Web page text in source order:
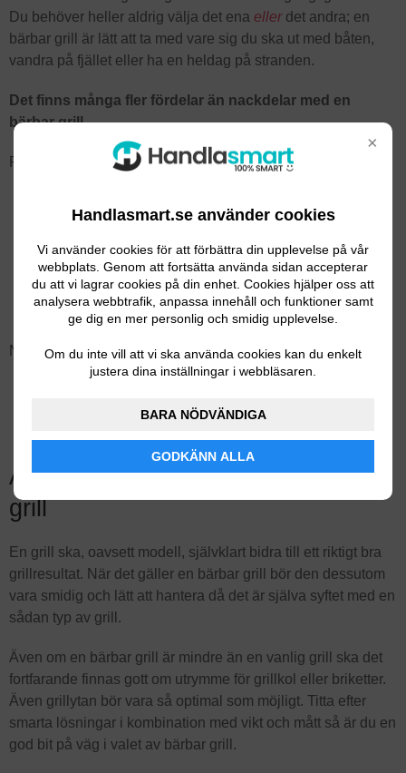
×
Handlasmart.se använder cookies
Vi använder cookies för att förbättra din upplevelse på vår
webbplats. Genom att fortsätta använda sidan accepterar
du att vi lagrar cookies på din enhet. Cookies hjälper oss att
analysera webbtrafik, anpassa innehåll och funktioner samt
ge dig en mer personlig och smidig upplevelse.
Om du inte vill att vi ska använda cookies kan du enkelt
justera dina inställningar i webbläsaren.
BARA NÖDVÄNDIGA
GODKÄNN ALLA
Du behöver heller aldrig välja det ena ellerdet andra; en
bärbar grill är lätt att ta med vare sig du ska ut med båten,
vandra på fjället eller ha en heldag på stranden.
Det finns många fler fördelar än nackdelar med en
bärbar grill
Fördelar
Smidigt
Lätt att förflytta
Flexibelt
Tar liten plats
Både kol och gasol
Nackdelar
Kräver oftast kol
Att tänka på inför valet av bärbar
grill
En grill ska, oavsett modell, självklart bidra till ett riktigt bra
grillresultat. När det gäller en bärbar grill bör den dessutom
vara smidig och lätt att hantera då det är själva syftet med en
sådan typ av grill.
Även om en bärbar grill är mindre än en vanlig grill ska det
fortfarande finnas gott om utrymme för grillkol eller briketter.
Även grillytan bör vara så optimal som möjligt. Titta efter
smarta lösningar i kombination med vikt och mått så är du en
god bit på väg i valet av bärbar grill.